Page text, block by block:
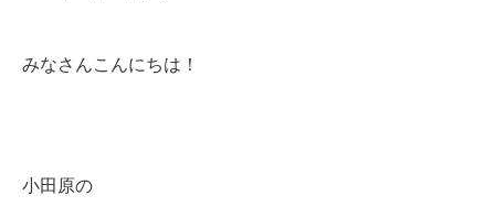
みなさんこんにちは！
小田原の